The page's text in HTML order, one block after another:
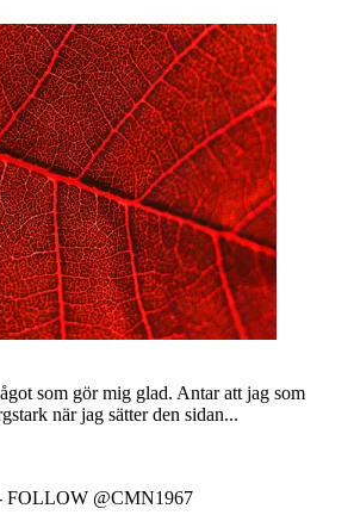
som gör mig glad. Antar att jag som
när jag sätter den sidan...
@CMN1967